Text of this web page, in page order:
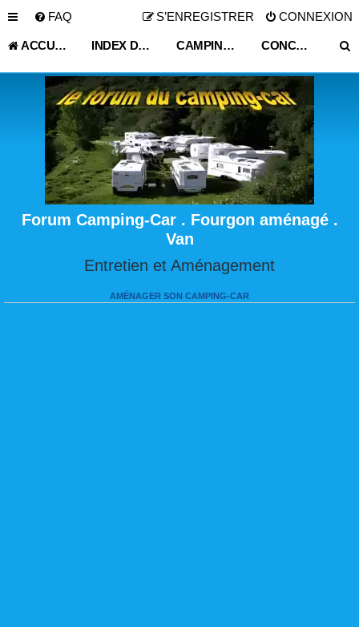
FAQ CONNEXION
S’ENREGISTRER
ACCUEIL INDEX DU FORUM CAMPING CAR OCCASION PARTICULIER CONCESSIONNAIRE VEHICULE LOISIR
Forum Camping-Car . Fourgon aménagé .
Van
Entretien et Aménagement
AMÉNAGER SON CAMPING-CAR